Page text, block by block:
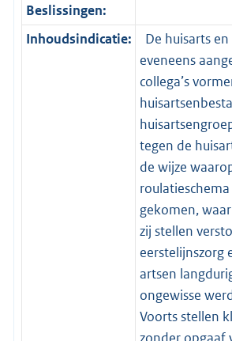
Beslissingen:
Inhoudsindicatie:
De huisarts
eveneens
collega’s
tegen de
de wijze
gekomen,
zij stellen
eerstelijnszorg
artsen
ongewisse
Voorts stellen